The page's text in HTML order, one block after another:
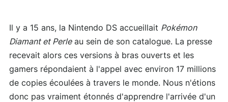
Il y a 15 ans, la Nintendo DS accueillait Pokémon
Diamant et Perleau sein de son catalogue. La presse
recevait alors ces versions à bras ouverts et les
gamers répondaient à l'appel avec environ 17 millions
de copies écoulées à travers le monde. Nous n'étions
donc pas vraiment étonnés d'apprendre l'arrivée d'un